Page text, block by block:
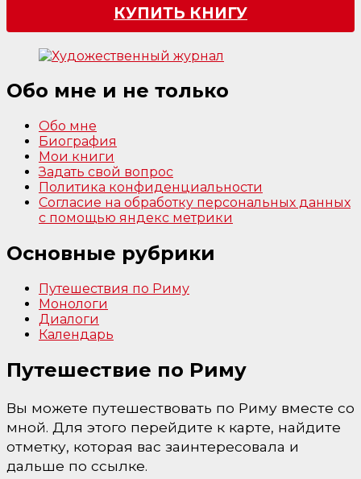
КУПИТЬ КНИГУ
Обо мне и не только
Обо мне
Биография
Мои книги
Задать свой вопрос
Политика конфиденциальности
Согласие на обработку персональных данных
с помощью яндекс метрики
Основные рубрики
Путешествия по Риму
Монологи
Диалоги
Календарь
Путешествие по Риму
Вы можете путешествовать по Риму вместе со
мной. Для этого перейдите к карте, найдите
отметку, которая вас заинтересовала и
дальше по ссылке.